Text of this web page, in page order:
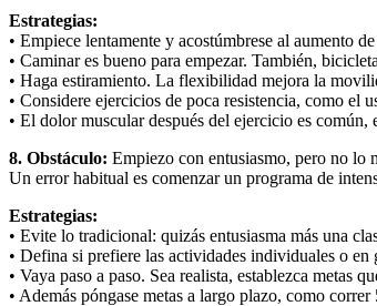
Estrategias:
• Empiece lentamente y acostúmbrese al aumento
• Caminar es bueno para empezar. También,
• Haga estiramiento. La flexibilidad mejora la
• Considere ejercicios de poca resistencia, como el
• El dolor muscular después del ejercicio es
8. Obstáculo: Empiezo con entusiasmo, pero no lo
Un error habitual es comenzar un programa de
Estrategias:
• Evite lo tradicional: quizás entusiasma más una
• Defina si prefiere las actividades individuales o
• Vaya paso a paso. Sea realista, establezca metas
• Además póngase metas a largo plazo, como